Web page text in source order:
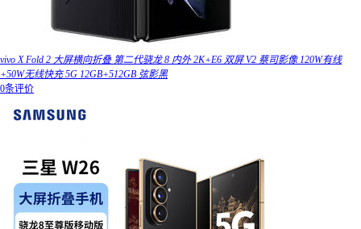
vivo X Fold 2 大屏横向折叠 第二代骁龙 8 内外 2K+E6 双屏 V2 蔡司影像 120W有线
+50W无线快充 5G 12GB+512GB 弦影黑
0条评价